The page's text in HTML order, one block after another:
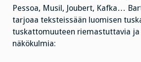
Pessoa, Musil, Joubert, Kafka…
tarjoaa teksteissään luomisen
tuskattomuuteen riemastuttavia ja
näkökulmia: